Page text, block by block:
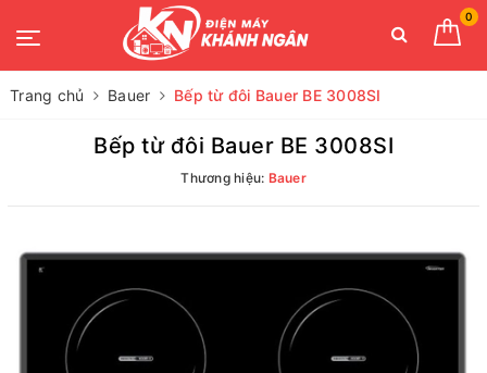
0
Trang chủ Bauer Bếp từ đôi Bauer BE 3008SI
Bếp từ đôi Bauer BE 3008SI
Thương hiệu: Bauer